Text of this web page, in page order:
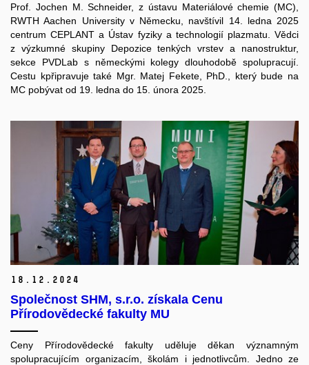
Prof. Jochen M. Schneider, z ústavu Materiálové chemie (MC),
RWTH Aachen University v Německu, navštívil 14. ledna 2025
centrum CEPLANT a Ústav fyziky a technologií plazmatu. Vědci
z výzkumné skupiny Depozice tenkých vrstev a nanostruktur,
sekce PVDLab s německými kolegy dlouhodobě spolupracují.
Cestu kpřipravuje také Mgr. Matej Fekete, PhD., který bude na
MC pobývat od 19. ledna do 15. února 2025.
18. 12. 2024
Společnost SHM, s.r.o. získala Cenu
Přírodovědecké fakulty MU
Ceny Přírodovědecké fakulty uděluje děkan významným
spolupracujícím organizacím, školám i jednotlivcům. Jedno ze